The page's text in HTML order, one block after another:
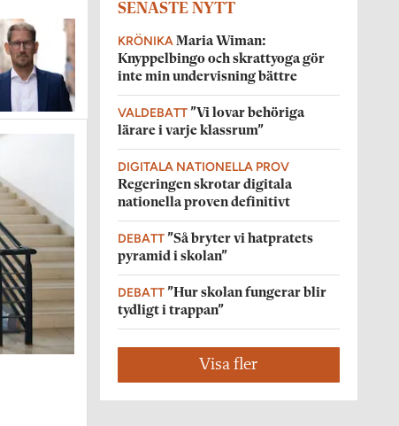
SENASTE NYTT
KRÖNIKA Maria Wiman:
Knyppelbingo och skrattyoga gör
inte min undervisning bättre
VALDEBATT ”Vi lovar behöriga
lärare i varje klassrum”
DIGITALA NATIONELLA PROV
Regeringen skrotar digitala
nationella proven definitivt
DEBATT ”Så bryter vi hatpratets
pyramid i skolan”
DEBATT ”Hur skolan fungerar blir
tydligt i trappan”
Visa fler